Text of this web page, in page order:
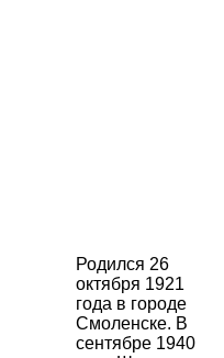
Родился 26
октября 1921
года в городе
Смоленске. В
сентябре 1940